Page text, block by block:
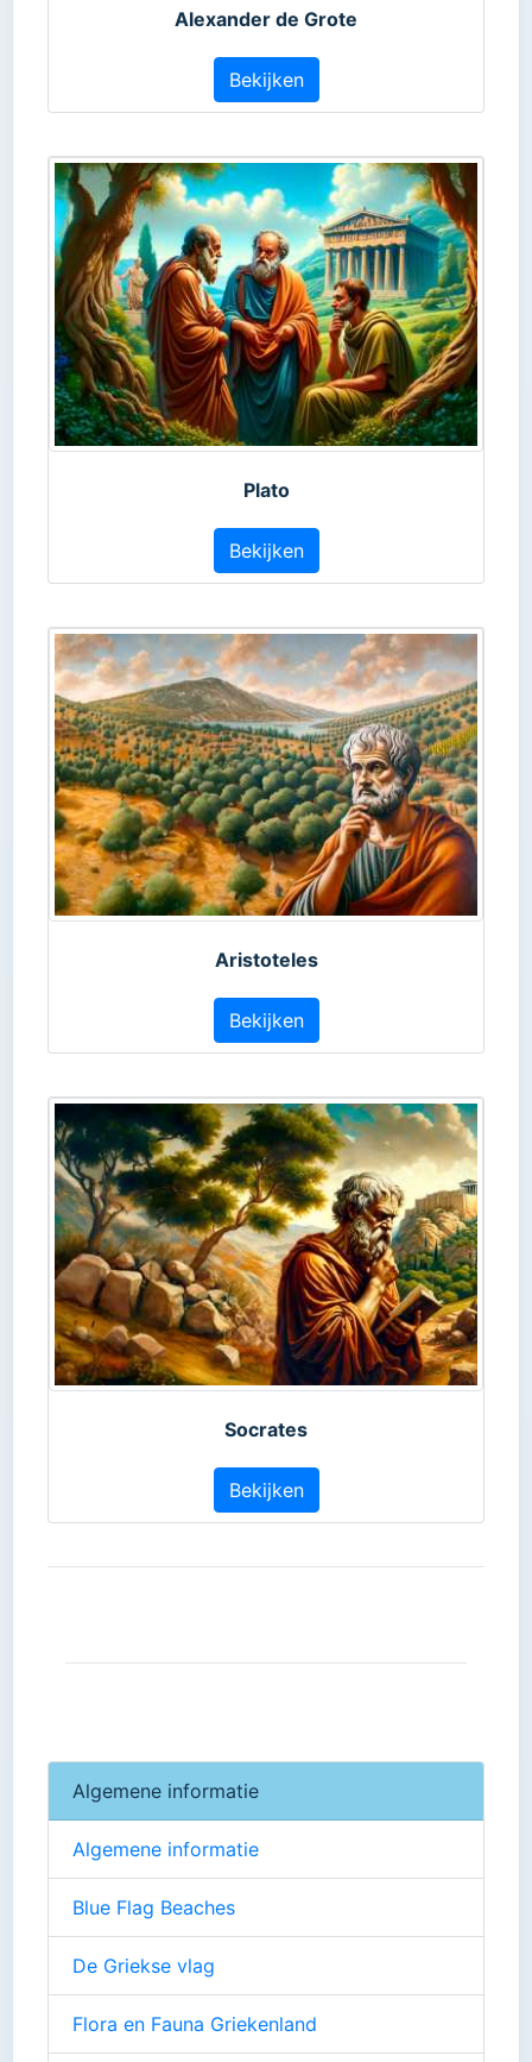
Alexander de Grote
Bekijken
Plato
Bekijken
Aristoteles
Bekijken
Socrates
Bekijken
Algemene informatie
Algemene informatie
Blue Flag Beaches
De Griekse vlag
Flora en Fauna Griekenland